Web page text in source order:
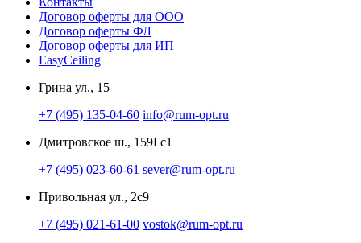
Договор оферты для ООО
Договор оферты ФЛ
Договор оферты для ИП
EasyCeiling
Грина ул., 15
+7 (495) 135-04-60 info@rum-opt.ru
Дмитровское ш., 159Гс1
+7 (495) 023-60-61 sever@rum-opt.ru
Привольная ул., 2с9
+7 (495) 021-61-00 vostok@rum-opt.ru